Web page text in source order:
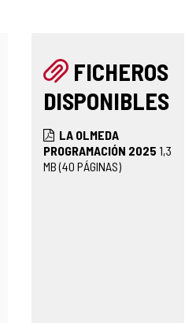
FICHEROS
DISPONIBLES
LA OLMEDA
PROGRAMACIÓN 2025 1,3
MB(40 PÁGINAS)